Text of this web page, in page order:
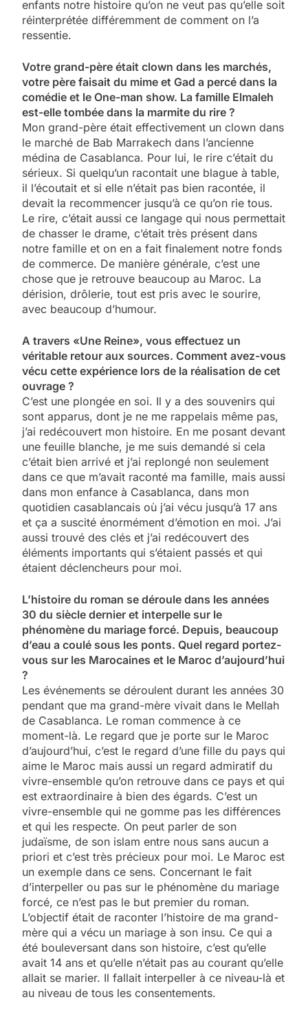
enfants notre histoire qu’on ne veut pas qu’elle soit
réinterprétée différemment de comment on l’a
ressentie.
Votre grand-père était clown dans les marchés,
votre père faisait du mime et Gad a percé dans la
comédie et le One-man show. La famille Elmaleh
est-elle tombée dans la marmite du rire ?
Mon grand-père était effectivement un clown dans
le marché de Bab Marrakech dans l’ancienne
médina de Casablanca. Pour lui, le rire c’était du
sérieux. Si quelqu’un racontait une blague à table,
il l’écoutait et si elle n’était pas bien racontée, il
devait la recommencer jusqu’à ce qu’on rie tous.
Le rire, c’était aussi ce langage qui nous permettait
de chasser le drame, c’était très présent dans
notre famille et on en a fait finalement notre fonds
de commerce. De manière générale, c’est une
chose que je retrouve beaucoup au Maroc. La
dérision, drôlerie, tout est pris avec le sourire,
avec beaucoup d’humour.
A travers «Une Reine», vous effectuez un
véritable retour aux sources. Comment avez-vous
vécu cette expérience lors de la réalisation de cet
ouvrage ?
C’est une plongée en soi. Il y a des souvenirs qui
sont apparus, dont je ne me rappelais même pas,
j’ai redécouvert mon histoire. En me posant devant
une feuille blanche, je me suis demandé si cela
c’était bien arrivé et j’ai replongé non seulement
dans ce que m’avait raconté ma famille, mais aussi
dans mon enfance à Casablanca, dans mon
quotidien casablancais où j’ai vécu jusqu’à 17 ans
et ça a suscité énormément d’émotion en moi. J’ai
aussi trouvé des clés et j’ai redécouvert des
éléments importants qui s’étaient passés et qui
étaient déclencheurs pour moi.
L’histoire du roman se déroule dans les années
30 du siècle dernier et interpelle sur le
phénomène du mariage forcé. Depuis, beaucoup
d’eau a coulé sous les ponts. Quel regard portez-
vous sur les Marocaines et le Maroc d’aujourd’hui
?
Les événements se déroulent durant les années 30
pendant que ma grand-mère vivait dans le Mellah
de Casablanca. Le roman commence à ce
moment-là. Le regard que je porte sur le Maroc
d’aujourd’hui, c’est le regard d’une fille du pays qui
aime le Maroc mais aussi un regard admiratif du
vivre-ensemble qu’on retrouve dans ce pays et qui
est extraordinaire à bien des égards. C’est un
vivre-ensemble qui ne gomme pas les différences
et qui les respecte. On peut parler de son
judaïsme, de son islam entre nous sans aucun a
priori et c’est très précieux pour moi. Le Maroc est
un exemple dans ce sens. Concernant le fait
d’interpeller ou pas sur le phénomène du mariage
forcé, ce n’est pas le but premier du roman.
L’objectif était de raconter l’histoire de ma grand-
mère qui a vécu un mariage à son insu. Ce qui a
été bouleversant dans son histoire, c’est qu’elle
avait 14 ans et qu’elle n’était pas au courant qu’elle
allait se marier. Il fallait interpeller à ce niveau-là et
au niveau de tous les consentements.